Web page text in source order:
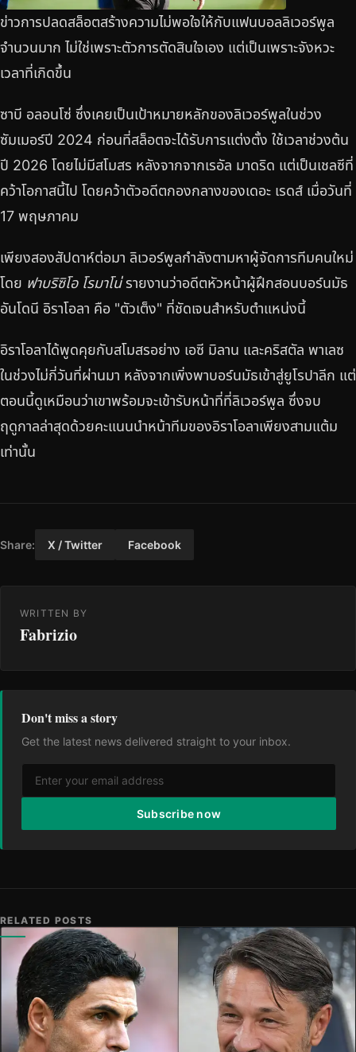
ข่าวการปลดสล็อตสร้างความไม่พอใจให้กับแฟนบอลลิเวอร์พูล
จำนวนมาก ไม่ใช่เพราะตัวการตัดสินใจเอง แต่เป็นเพราะจังหวะ
เวลาที่เกิดขึ้น
ซาบี อลอนโซ่ ซึ่งเคยเป็นเป้าหมายหลักของลิเวอร์พูลในช่วง
ซัมเมอร์ปี 2024 ก่อนที่สล็อตจะได้รับการแต่งตั้ง ใช้เวลาช่วงต้น
ปี 2026 โดยไม่มีสโมสร หลังจากจากเรอัล มาดริด แต่เป็นเชลซีที่
คว้าโอกาสนี้ไป โดยคว้าตัวอดีตกองกลางของเดอะ เรดส์ เมื่อวันที่
17 พฤษภาคม
เพียงสองสัปดาห์ต่อมา ลิเวอร์พูลกำลังตามหาผู้จัดการทีมคนใหม่
โดย ฟาบริซิโอ โรมาโน่รายงานว่าอดีตหัวหน้าผู้ฝึกสอนบอร์นมัธ
อันโดนี อิราโอลา คือ "ตัวเต็ง" ที่ชัดเจนสำหรับตำแหน่งนี้
อิราโอลาได้พูดคุยกับสโมสรอย่าง เอซี มิลาน และคริสตัล พาเลซ
ในช่วงไม่กี่วันที่ผ่านมา หลังจากเพิ่งพาบอร์นมัธเข้าสู่ยูโรปาลีก แต่
ตอนนี้ดูเหมือนว่าเขาพร้อมจะเข้ารับหน้าที่ที่ลิเวอร์พูล ซึ่งจบ
ฤดูกาลล่าสุดด้วยคะแนนนำหน้าทีมของอิราโอลาเพียงสามแต้ม
เท่านั้น
Share: X / Twitter Facebook
WRITTEN BY
Fabrizio
Don't miss a story
Get the latest news delivered straight to your inbox.
Subscribe now
RELATED POSTS